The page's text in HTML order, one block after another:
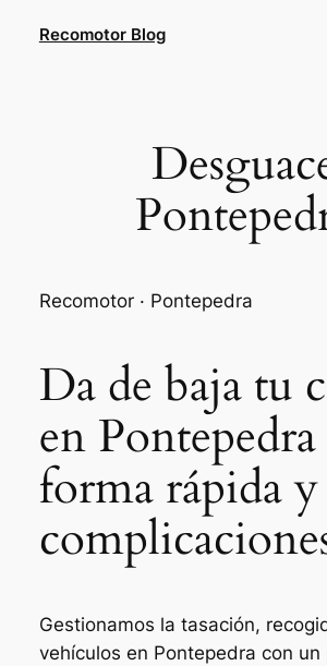
Recomotor Blog
Recomotor · Pontepedra
Da de baja tu
en Pontepedra
forma rápida
Gestionamos la tasación,
vehículos en Pontepedra con un